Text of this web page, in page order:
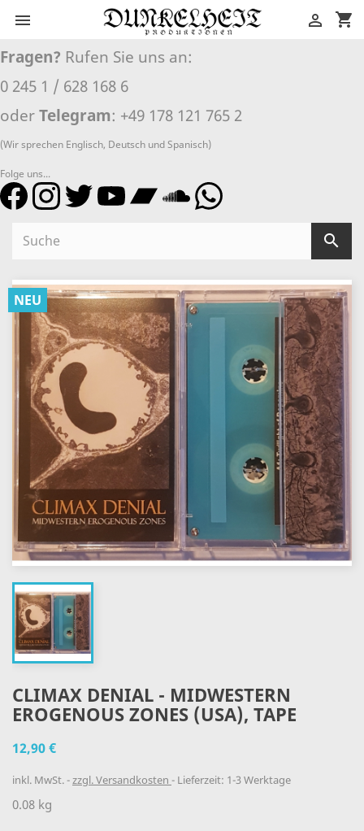
 shopping_cart

Fragen? Rufen Sie uns an:
0 245 1 / 628 168 6
oder Telegram: +49 178 121 765 2
(Wir sprechen Englisch, Deutsch und Spanisch)
Folge uns...

NEU
CLIMAX DENIAL - MIDWESTERN
EROGENOUS ZONES (USA), TAPE
12,90 €
inkl. MwSt. zzgl. Versandkosten Lieferzeit: 1-3 Werktage
0.08 kg